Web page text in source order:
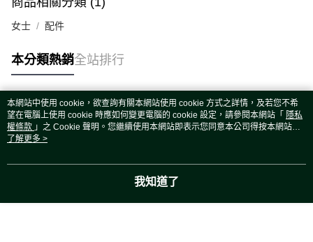
每筆NT$120，滿NT$5,000(含以上)免運費
女士 配件
本分類熱銷全站排行
熱門標籤
本網站中使用 cookie，欲查詢有關本網站使用 cookie 方式之詳情，及若您不希
望在電腦上使用 cookie 時應如何變更電腦的 cookie 設定，請參閱本網站「 隱私
權條款 」之 Cookie 聲明。您繼續使用本網站即表示您同意本公司得按本網站使
用條款之 Cookie 聲明使用 cookie。
了解更多 >
我知道了